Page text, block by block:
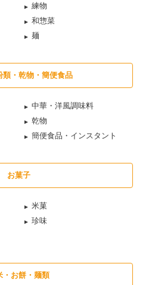
練物
和惣菜
麺
類・乾物・簡便食品
中華・洋風調味料
乾物
簡便食品・インスタント
お菓子
米菓
珍味
・お餅・麺類